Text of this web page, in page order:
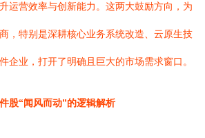
运营效率与创新能力。这两大鼓励方向，为
，特别是深耕核心业务系统改造、云原生技
企业，打开了明确且巨大的市场需求窗口。
股“闻风而动”的逻辑解析